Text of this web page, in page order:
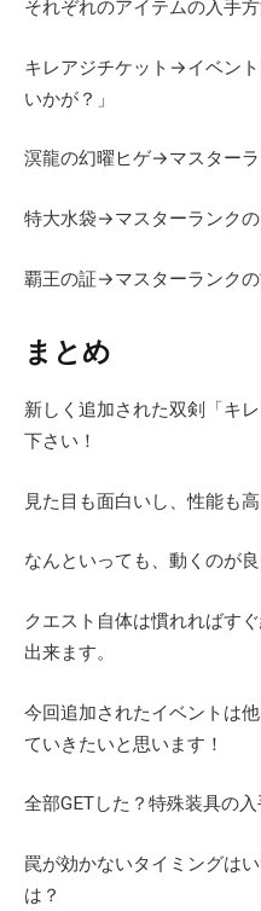
それぞれのアイテムの入手
キレアジチケット→イベン
いかが？」
溟龍の幻曜ヒゲ→マスター
特大水袋→マスターランク
覇王の証→マスターランク
まとめ
新しく追加された双剣「キ
下さい！
見た目も面白いし、性能も高
なんといっても、動くのが
クエスト自体は慣れればす
出来ます。
今回追加されたイベントは
ていきたいと思います！
全部GETした？特殊装具の
罠が効かないタイミングは
は？